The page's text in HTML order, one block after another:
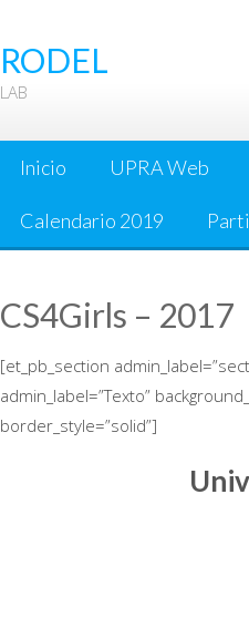
to
content
RODEL
LAB
Inicio UPRA Web
Calendario 2019
CS4Girls – 2017
[et_pb_section
admin_label=”Texto”
border_style=”solid”]